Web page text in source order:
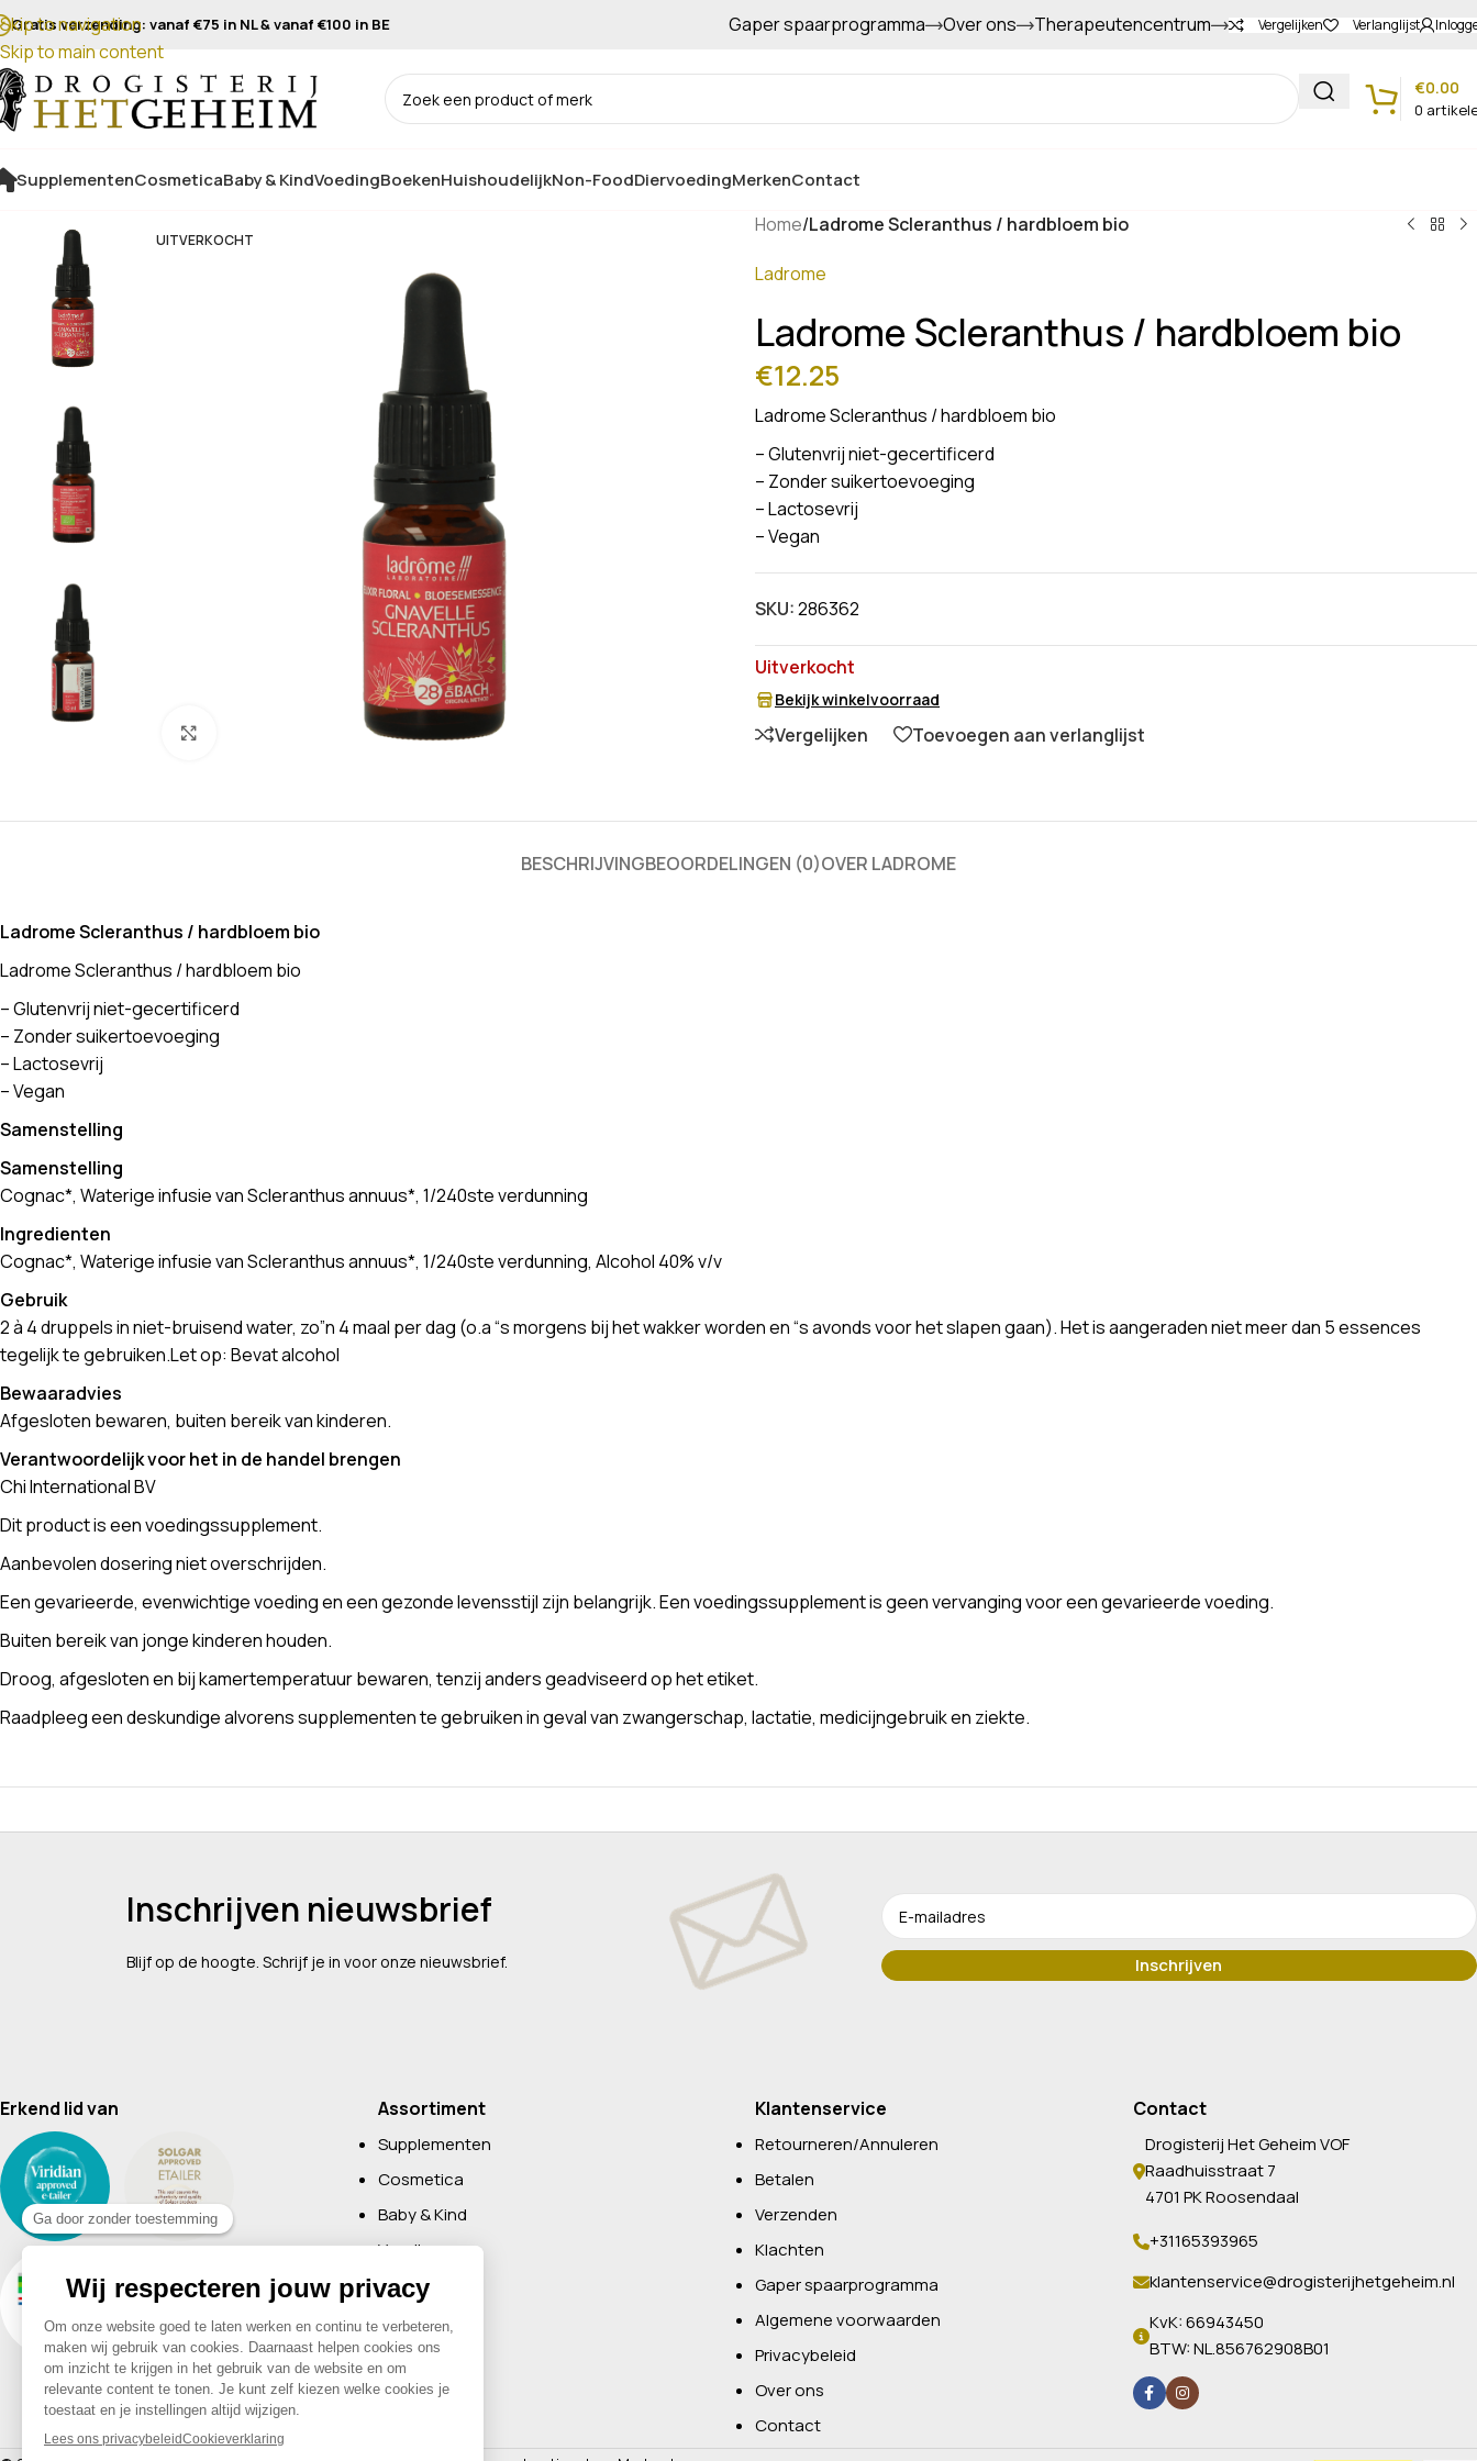
Skip to navigation
Skip to main content
Gratis verzending: vanaf €75 in NL & vanaf €100 in BE Gratis afhalen in de winkel Gapers sparen voor extra korting
Gaper spaarprogramma Over ons Therapeutencentrum Vergelijken Verlanglijst
0
€0.00
SupplementenCosmeticaBaby & KindVoedingBoekenHuishoudelijkNon-FoodDiervoedingMerkenContact
UITVERKOCHT
Klik om te vergroten
Home/Ladrome Scleranthus / hardbloem bio
Ladrome
Ladrome Scleranthus / hardbloem bio
€12.25
Ladrome Scleranthus / hardbloem bio
– Glutenvrij niet-gecertificerd
– Zonder suikertoevoeging
– Lactosevrij
– Vegan
SKU:286362
Uitverkocht
Bekijk winkelvoorraad
Vergelijken Toevoegen aan verlanglijst
BESCHRIJVINGBEOORDELINGEN (0)OVER LADROME
Ladrome Scleranthus / hardbloem bio
Ladrome Scleranthus / hardbloem bio
– Glutenvrij niet-gecertificerd
– Zonder suikertoevoeging
– Lactosevrij
– Vegan
Samenstelling
Samenstelling
Cognac*, Waterige infusie van Scleranthus annuus*, 1/240ste verdunning
Ingredienten
Cognac*, Waterige infusie van Scleranthus annuus*, 1/240ste verdunning, Alcohol 40% v/v
Gebruik
2 à 4 druppels in niet-bruisend water, zo”n 4 maal per dag (o.a “s morgens bij het wakker worden en “s avonds voor het slapen gaan). Het is aangeraden niet meer dan 5 essences
tegelijk te gebruiken.Let op: Bevat alcohol
Bewaaradvies
Afgesloten bewaren, buiten bereik van kinderen.
Verantwoordelijk voor het in de handel brengen
Chi International BV
Dit product is een voedingssupplement.
Aanbevolen dosering niet overschrijden.
Een gevarieerde, evenwichtige voeding en een gezonde levensstijl zijn belangrijk. Een voedingssupplement is geen vervanging voor een gevarieerde voeding.
Buiten bereik van jonge kinderen houden.
Droog, afgesloten en bij kamertemperatuur bewaren, tenzij anders geadviseerd op het etiket.
Raadpleeg een deskundige alvorens supplementen te gebruiken in geval van zwangerschap, lactatie, medicijngebruik en ziekte.
Inschrijven nieuwsbrief
Blijf op de hoogte. Schrijf je in voor onze nieuwsbrief.
Erkend lid van Assortiment
Supplementen
Cosmetica
Baby & Kind
Voeding
Boeken
Huishoudelijk
Non-Food
Diervoeding
Klantenservice
Retourneren/Annuleren
Betalen
Verzenden
Klachten
Gaper spaarprogramma
Algemene voorwaarden
Privacybeleid
Over ons
Contact
Contact
Drogisterij Het Geheim VOF
Raadhuisstraat 7
4701 PK Roosendaal
+31165393965
klantenservice@drogisterijhetgeheim.nl
KvK: 66943450
BTW: NL.856762908B01